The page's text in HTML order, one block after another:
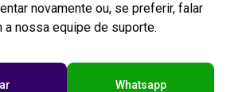
novamente ou, se preferir, falar
a nossa equipe de suporte.
Whatsapp